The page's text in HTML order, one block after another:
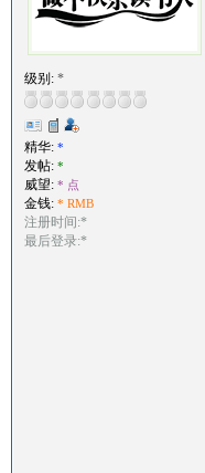
级别: *
精华: *
发帖: *
威望: * 点
金钱: * RMB
注册时间:*
最后登录:*